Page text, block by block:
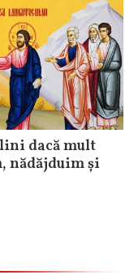
dacă mult
nădăjduim și